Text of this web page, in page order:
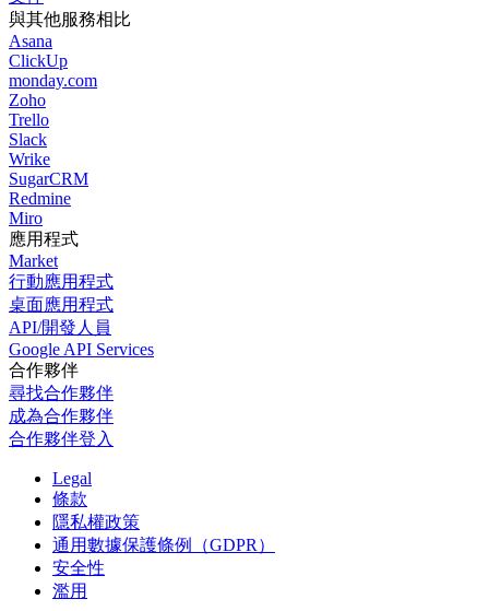
與其他服務相比
Asana
ClickUp
monday.com
Zoho
Trello
Slack
Wrike
SugarCRM
Redmine
Miro
應用程式
Market
行動應用程式
桌面應用程式
API/開發人員
Google API Services
合作夥伴
尋找合作夥伴
成為合作夥伴
合作夥伴登入
Legal
條款
隱私權政策
通用數據保護條例（GDPR）
安全性
濫用